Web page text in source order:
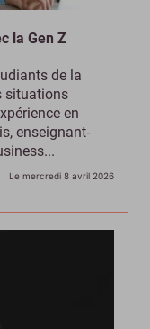
la Gen Z
de la
situations
en
enseignant-
Le mercredi 8 avril 2026